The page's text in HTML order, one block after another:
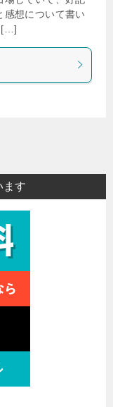
感想について書い
[…]
ます